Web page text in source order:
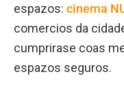
espazos: cinema
comercios da
cumprirase coas
espazos seguros.